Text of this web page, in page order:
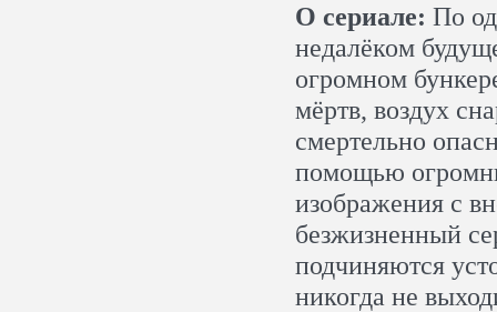
О сериале: По
недалёком
огромном
мёртв, воздух
смертельно
помощью
изображения с
безжизненный
подчиняются
никогда не